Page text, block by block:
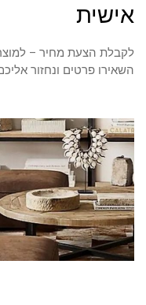
אישית
לקבלת הצעת מחיר –
השאירו פרטים ונחזור